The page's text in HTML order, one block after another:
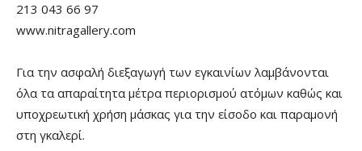
213 043 66 97
www.nitragallery.com
Για την ασφαλή διεξαγωγή των εγκαινίων λαμβάνονται
όλα τα απαραίτητα μέτρα περιορισμού ατόμων καθώς και
υποχρεωτική χρήση μάσκας για την είσοδο και παραμονή
στη γκαλερί.